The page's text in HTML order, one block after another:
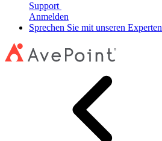
Support
Anmelden
Sprechen Sie mit unseren Experten